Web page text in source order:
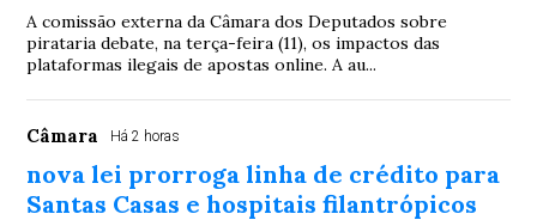
A comissão externa da Câmara dos Deputados sobre
pirataria debate, na terça-feira (11), os impactos das
plataformas ilegais de apostas online. A au...
Câmara Há 2 horas
nova lei prorroga linha de crédito para
Santas Casas e hospitais filantrópicos